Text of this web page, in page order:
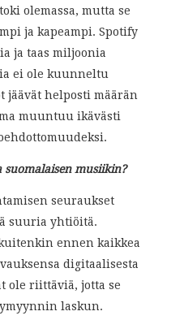
olemassa, mutta se
ja kapeampi. Spotify
ja taas miljoonia
ei ole kuunneltu
jäävät helposti määrän
muuntuu ikävästi
musiikin?
seuraukset
suuria yhtiöitä.
ennen kaikkea
digitaalisesta
ole riittäviä, jotta se
laskun.